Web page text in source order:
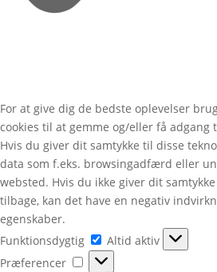
For at give dig de bedste oplevelser
cookies til at gemme og/eller få adgang
Hvis du giver dit samtykke til disse
data som f.eks. browsingadfærd eller
websted. Hvis du ikke giver dit
tilbage, kan det have en negativ
egenskaber.
Funktionsdygtig
Funktionsdygtig
Altid aktiv
Præferencer
Præferencer